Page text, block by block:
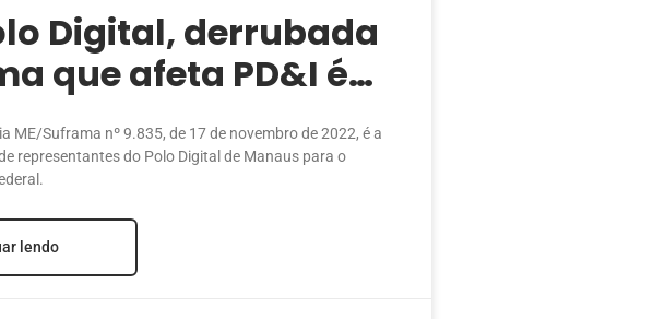
Digital, derrubada
que afeta PD&I é
em 2023
ME/Suframa nº 9.835, de 17 de novembro de 2022, é a
representantes do Polo Digital de Manaus para o
lendo